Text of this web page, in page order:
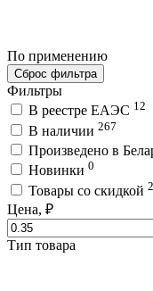
По применению
Сброс фильтра
Фильтры
В реестре ЕАЭС 12
В наличии 267
Произведено в
Новинки 0
Товары со скидкой 2
Цена, ₽
Тип товара